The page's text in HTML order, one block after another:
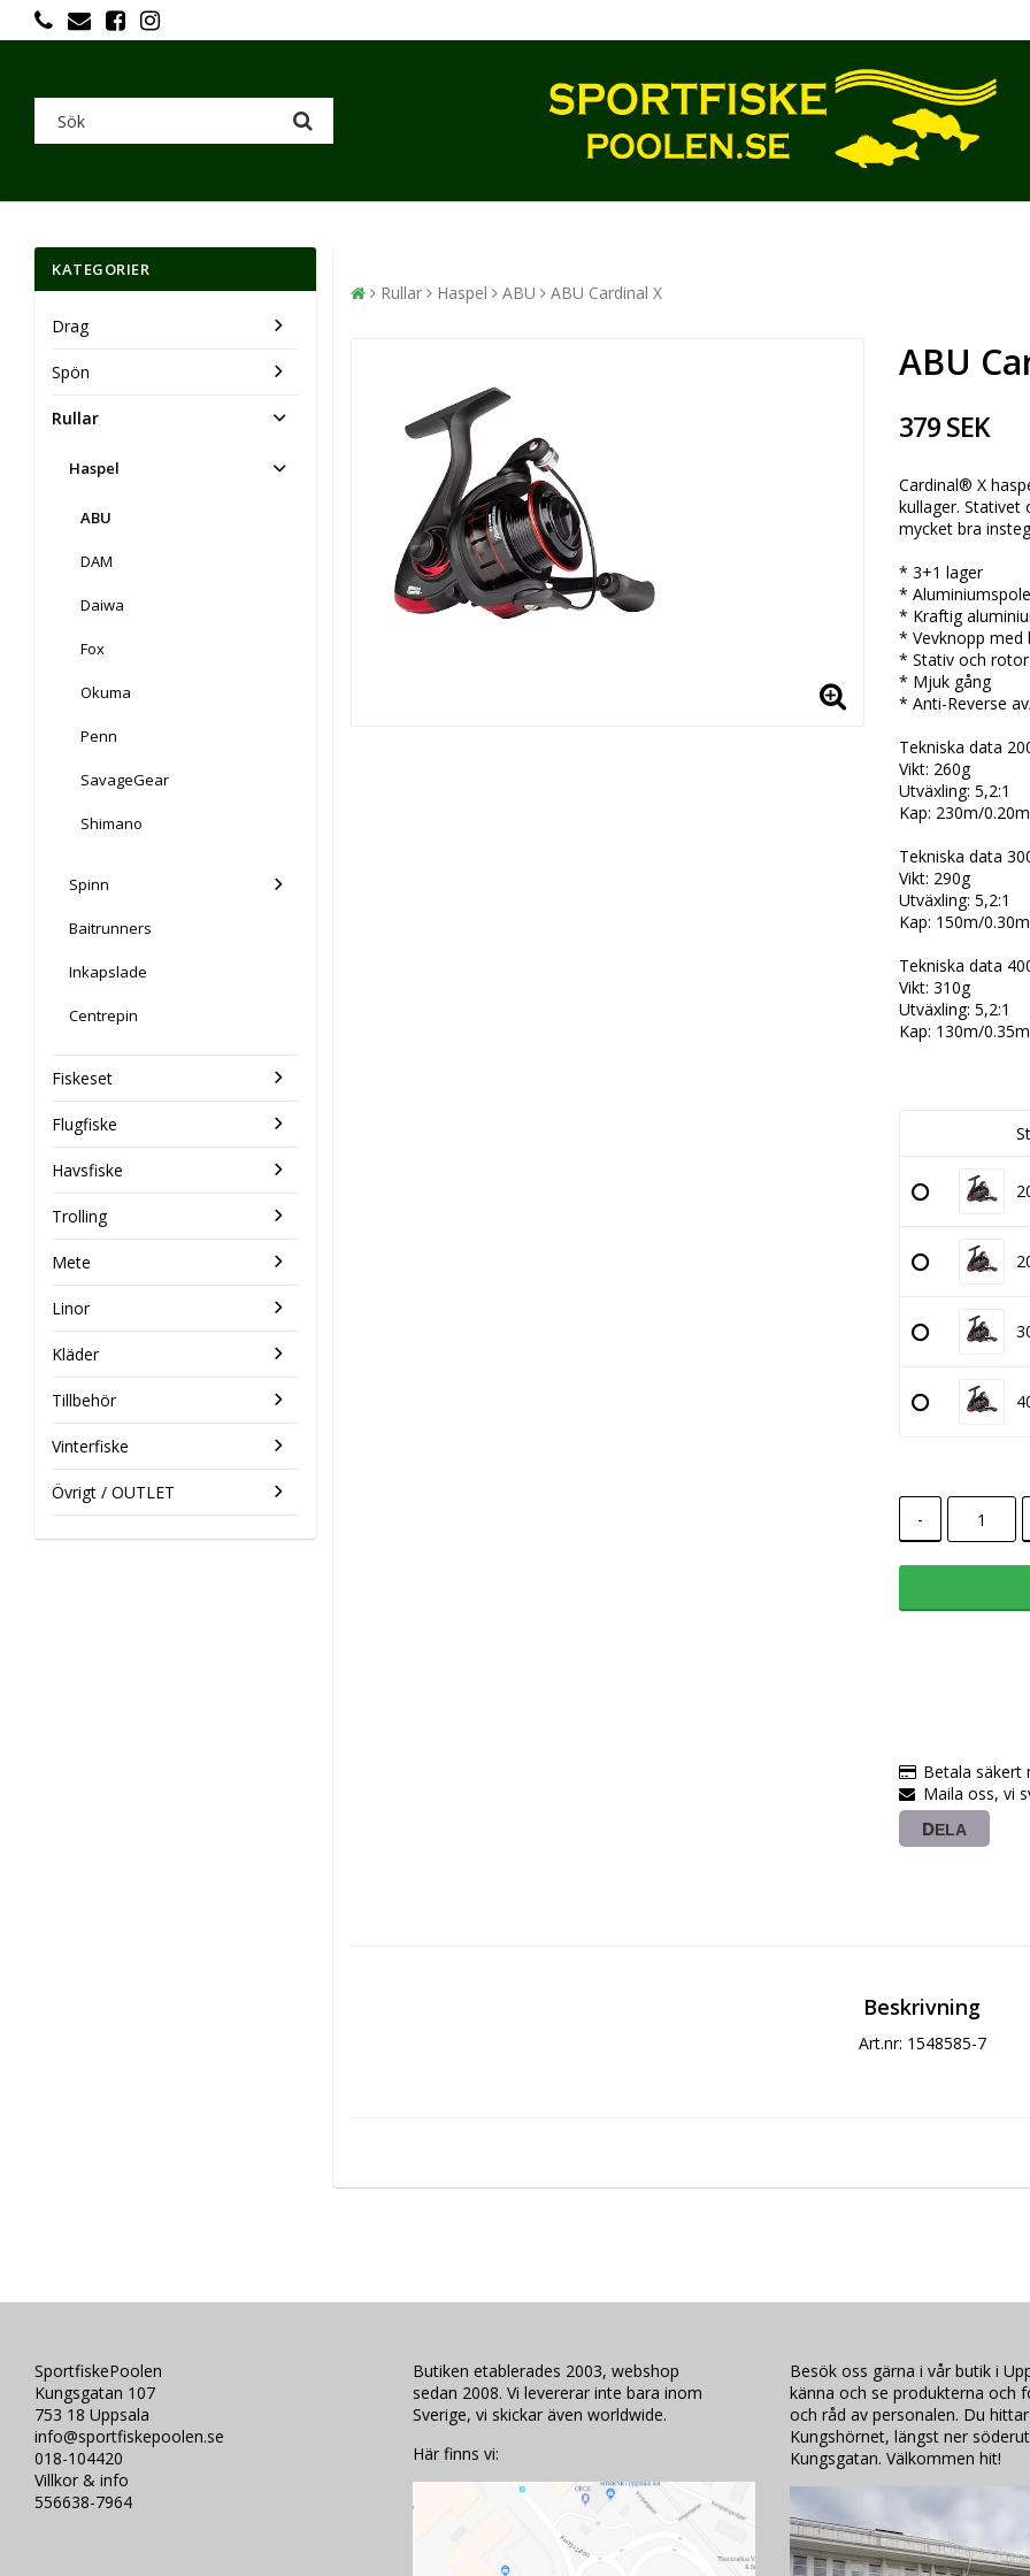
KATEGORIER
Drag
Spön
Rullar
Haspel
ABU
DAM
Daiwa
Fox
Okuma
Penn
SavageGear
Shimano
Spinn
Baitrunners
Inkapslade
Centrepin
Fiskeset
Flugfiske
Havsfiske
Trolling
Mete
Linor
Kläder
Tillbehör
Vinterfiske
Övrigt / OUTLET
Rullar Haspel ABU ABU Cardinal X
ABU
379 SEK
Cardinal® X
kullager. Stativet
mycket bra
* 3+1 lager
*
* Kraftig
* Vevknopp med
* Stativ och
* Mjuk gång
* Anti-Reverse
Tekniska data
Vikt: 260g
Utväxling: 5,2:1
Kap: 230m/
Tekniska data
Vikt: 290g
Utväxling: 5,2:1
Kap: 150m/
Tekniska data
Vikt: 310g
Utväxling: 5,2:1
Kap: 130m/
-
Betala säkert
Maila oss, vi
DELA
Beskrivning
Art.nr: 1548585-7
SportfiskePoolen
Kungsgatan 107
753 18 Uppsala
info@sportfiskepoolen.se
018-104420
Villkor & info
556638-7964
Butiken etablerades 2003, webshop
sedan 2008. Vi levererar inte bara inom
Sverige, vi skickar även worldwide.
Här finns vi:
Besök oss gärna i vår butik i
känna och se produkterna och
och råd av personalen. Du
Kungshörnet, längst ner
Kungsgatan. Välkommen hit!